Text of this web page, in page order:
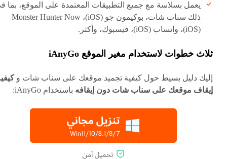
يعمل بسلاسة مع جميع التطبيقات المعتمدة على الموقع، بما
ذلك سناب شات، بوكيمون جو (iOS)، Monster Hunter Now
(iOS)، واتساب (iOS)، فيسبوك، وأكثر.
ثلاث خطوات لاستخدام مغير الموقع iAnyGo
إليك دليل بسيط حول كيفية تجميد موقعك على سناب شات و
إيقاف موقعك على سناب شات دون إيقافه باستخدام iAnyGo: